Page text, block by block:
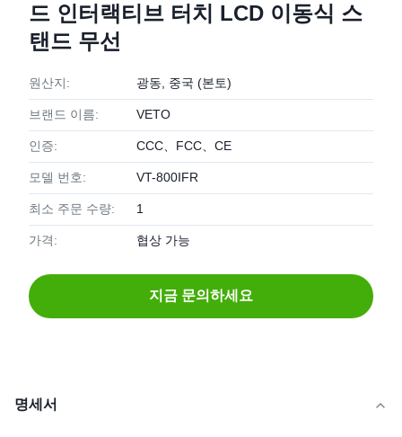
드 인터랙티브 터치 LCD 이동식 스
탠드 무선
원산지: 광동, 중국 (본토)
브랜드 이름: VETO
인증: CCC、FCC、CE
모델 번호: VT-800IFR
최소 주문 수량: 1
가격: 협상 가능
지금 문의하세요
명세서